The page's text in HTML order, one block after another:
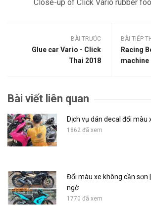
Close-up of Click Vario rubber
BÀI TRƯỚC
Glue car Vario - Click
Thai 2018
BÀI TIẾP
Racing
machine
Bài viết liên quan
Dịch vụ dán decal đổi màu
1862 đã xem
Đổi màu xe không cần sơn
ngờ
1770 đã xem